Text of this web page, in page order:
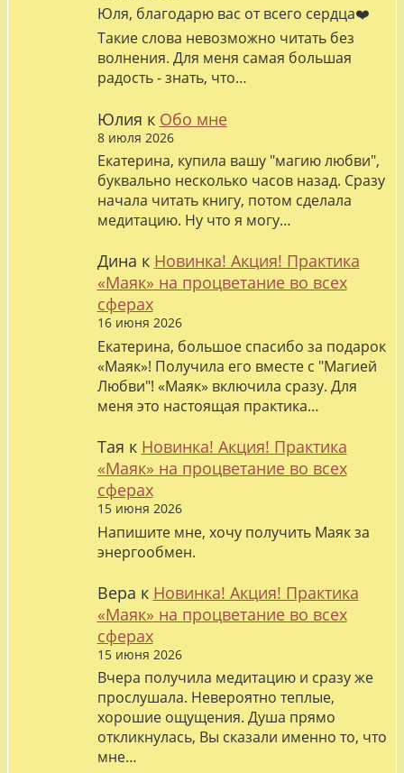
Юля, благодарю вас от всего сердца❤️
Такие слова невозможно читать без
волнения. Для меня самая большая
радость - знать, что…
Юлия к Обо мне
8 июля 2026
Екатерина, купила вашу "магию любви",
буквально несколько часов назад. Сразу
начала читать книгу, потом сделала
медитацию. Ну что я могу…
Дина к Новинка! Акция! Практика
«Маяк» на процветание во всех
сферах
16 июня 2026
Екатерина, большое спасибо за подарок
«Маяк»! Получила его вместе с "Магией
Любви"! «Маяк» включила сразу. Для
меня это настоящая практика…
Тая к Новинка! Акция! Практика
«Маяк» на процветание во всех
сферах
15 июня 2026
Напишите мне, хочу получить Маяк за
энергообмен.
Вера к Новинка! Акция! Практика
«Маяк» на процветание во всех
сферах
15 июня 2026
Вчера получила медитацию и сразу же
прослушала. Невероятно теплые,
хорошие ощущения. Душа прямо
откликнулась, Вы сказали именно то, что
мне…